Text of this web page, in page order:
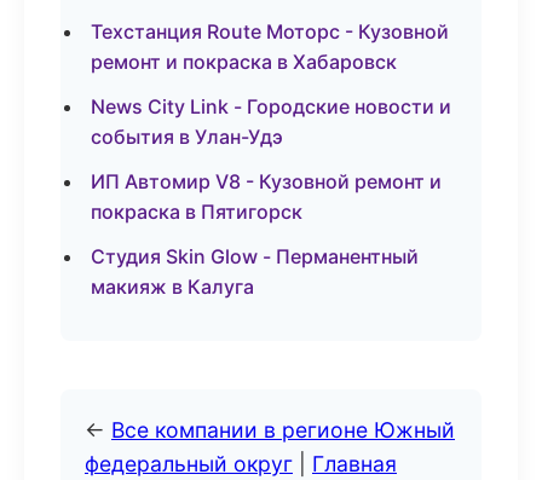
Техстанция Route Моторс - Кузовной
ремонт и покраска в Хабаровск
News City Link - Городские новости и
события в Улан-Удэ
ИП Автомир V8 - Кузовной ремонт и
покраска в Пятигорск
Студия Skin Glow - Перманентный
макияж в Калуга
← Все компании в регионе Южный
федеральный округ
Главная